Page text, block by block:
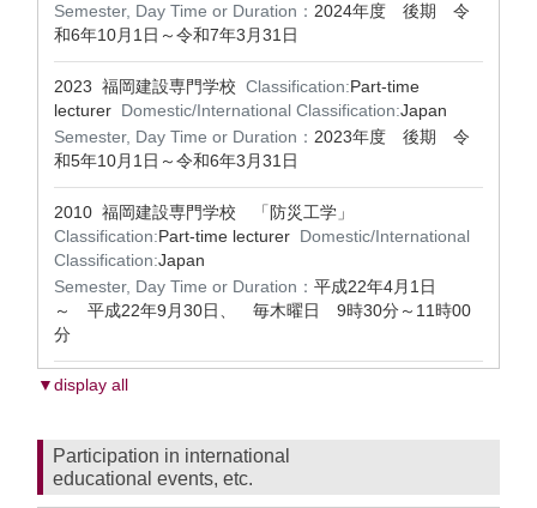
Semester, Day Time or Duration： 2024年度 後期 令
和6年10月1日～令和7年3月31日
2023 福岡建設専門学校 Classification:Part-time
lecturer Domestic/International Classification:Japan
Semester, Day Time or Duration： 2023年度 後期 令
和5年10月1日～令和6年3月31日
2010 福岡建設専門学校 「防災工学」
Classification:Part-time lecturer Domestic/International
Classification:Japan
Semester, Day Time or Duration： 平成22年4月1日
～ 平成22年9月30日、 毎木曜日 9時30分～11時00
分
▼display all
Participation in international
educational events, etc.